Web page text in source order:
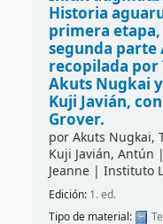
Historia
primera etapa,
segunda parte
recopilada por
Akuts Nugkai
Kuji Javián,
Grover.
porAkuts Nugkai,
Kuji Javián, Antún |
Jeanne| Instituto
Edición: 1. ed.
Tipo de material: